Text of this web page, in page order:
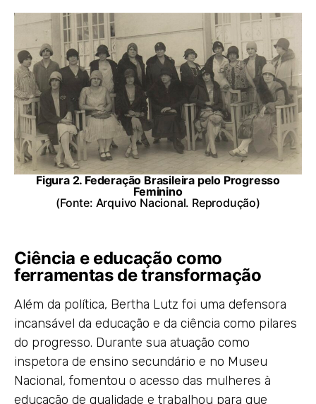
Figura 2. Federação Brasileira pelo Progresso
Feminino
(Fonte: Arquivo Nacional. Reprodução)
Ciência e educação como
ferramentas de transformação
Além da política, Bertha Lutz foi uma defensora
incansável da educação e da ciência como pilares
do progresso. Durante sua atuação como
inspetora de ensino secundário e no Museu
Nacional, fomentou o acesso das mulheres à
educação de qualidade e trabalhou para que